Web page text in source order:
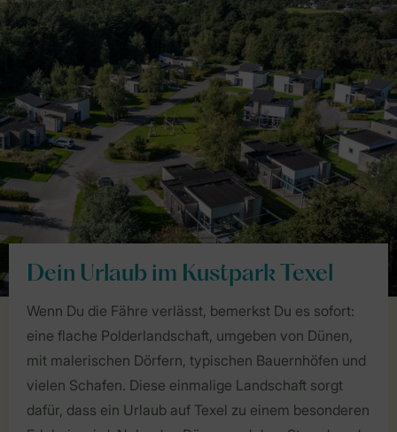
Dein Urlaub im Kustpark Texel
Wenn Du die Fähre verlässt, bemerkst Du es sofort:
eine flache Polderlandschaft, umgeben von Dünen,
mit malerischen Dörfern, typischen Bauernhöfen und
vielen Schafen. Diese einmalige Landschaft sorgt
dafür, dass ein Urlaub auf Texel zu einem besonderen